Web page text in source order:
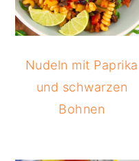
Nudeln mit Paprika
und schwarzen
Bohnen